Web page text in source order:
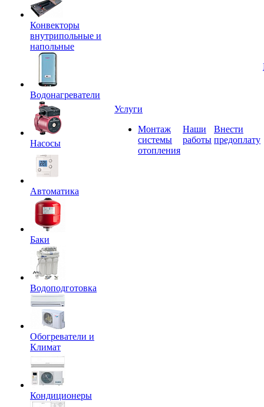
Конвекторы
внутрипольные и
напольные
Водонагреватели
Насосы
Автоматика
Баки
Водоподготовка
Обогреватели и
Климат
Кондиционеры
Услуги
Монтаж
системы
отопления
Наши
работы
Внести
предоплату